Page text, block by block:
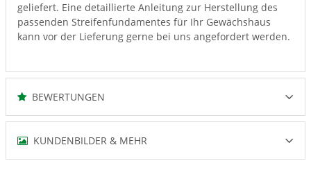
geliefert. Eine detaillierte Anleitung zur Herstellung des
passenden Streifenfundamentes für Ihr Gewächshaus
kann vor der Lieferung gerne bei uns angefordert werden.
BEWERTUNGEN
KUNDENBILDER & MEHR